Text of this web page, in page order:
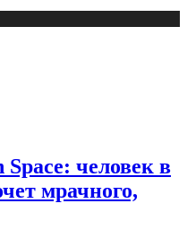
человек в
мрачного,